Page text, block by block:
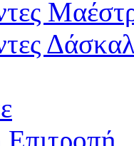
Επιτροπή